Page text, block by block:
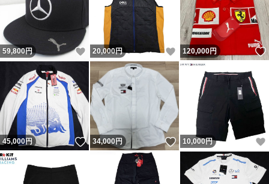
59,800円 いいね！
20,000円 いいね！
120,000円
45,000円 いいね！
34,000円 いいね！
10,000円